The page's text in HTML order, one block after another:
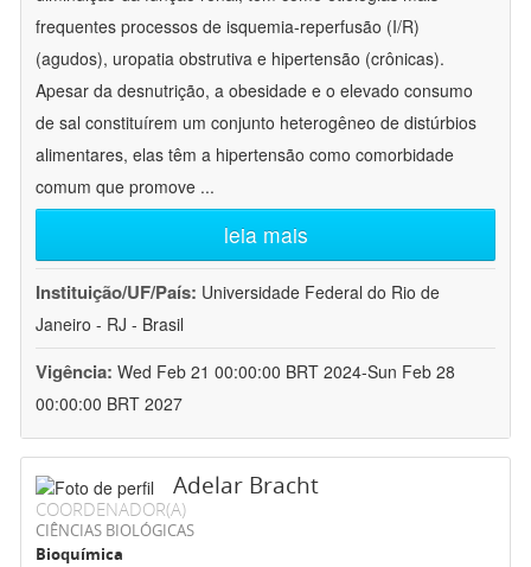
frequentes processos de isquemia-reperfusão (I/R)
(agudos), uropatia obstrutiva e hipertensão (crônicas).
Apesar da desnutrição, a obesidade e o elevado consumo
de sal constituírem um conjunto heterogêneo de distúrbios
alimentares, elas têm a hipertensão como comorbidade
comum que promove ...
leia mais
Instituição/UF/País: Universidade Federal do Rio de
Janeiro - RJ - Brasil
Vigência: Wed Feb 21 00:00:00 BRT 2024-Sun Feb 28
00:00:00 BRT 2027
Adelar Bracht
COORDENADOR(A)
CIÊNCIAS BIOLÓGICAS
Bioquímica